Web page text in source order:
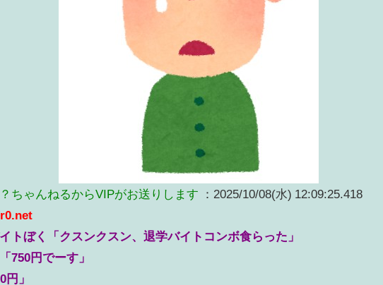
ちゃんねるからVIPがお送りします ：2025/10/08(水) 12:09:25.418
トぼく「クスンクスン、退学バイトコンボ食らった」
750円でーす」
円」